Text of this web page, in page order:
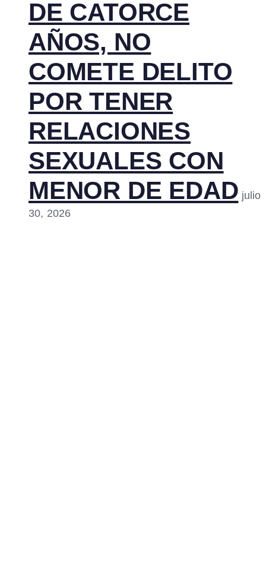
DE CATORCE
AÑOS, NO
COMETE DELITO
POR TENER
RELACIONES
SEXUALES CON
MENOR DE EDAD julio
30, 2026